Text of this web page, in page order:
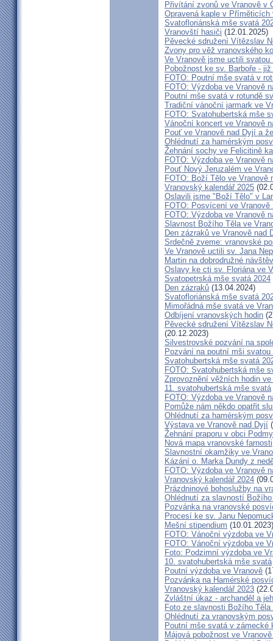
Přivítání zvonů ve Vranově v
Opravená kaple v
Svatofloriánská mše svatá
Vranovští hasiči (12.01.2025)
Pěvecké sdružení Vítězslav
Zvony pro věž vranovského
Ve Vranově jsme uctili svatou
Pobožnost ke sv. Barboře -
FOTO: Poutní mše svatá v
FOTO: Výzdoba ve Vranově
Poutní mše svatá v rotundě
Tradiční vánoční jarmark ve
FOTO: Svatohubertská mše
Vánoční koncert ve Vranově
Pouť ve Vranově nad Dyjí a
Ohlédnutí za hamérským
Žehnání sochy ve Felicitině
FOTO: Výzdoba ve Vranově
Pouť Nový Jeruzalém ve
FOTO: Boží Tělo ve Vranově
Vranovský kalendář 2025
Oslavili jsme "Boží Tělo" v
FOTO: Posvícení ve Vranově
FOTO: Výzdoba ve Vranově
Slavnost Božího Těla ve
Den zázraků ve Vranově nad
Srdečně zveme: vranovské
Ve Vranově uctili sv. Jana
Martin na dobrodružné
Oslavy ke cti sv. Floriána ve
Svatopetrská mše svatá 2024
Den zázraků (13.04.2024)
Svatofloriánská mše svatá
Mimořádná mše svatá ve
Odbíjení vranovských hodin
Pěvecké sdružení Vítězslav
(20.12.2023)
Silvestrovské pozvání na
Pozvání na poutní mši svatou
Svatohubertská mše svatá
FOTO: Svatohubertská mše
Zprovoznění věžních hodin ve
11. svatohubertská mše svatá
FOTO: Výzdoba ve Vranově
Pomůže nám někdo opatřit
Ohlédnutí za hamérským
Výstava ve Vranově nad Dyjí
Žehnání praporu v obci
Nová mapa vranovské farnosti
Slavnostní okamžiky ve
Kázání o. Marka Dundy z
FOTO: Výzdoba ve Vranově
Vranovský kalendář 2024
Prázdninové bohoslužby na
Ohlédnutí za slavností
Pozvánka na vranovské
Procesí ke sv. Janu
Mešní stipendium (10.01.2023)
FOTO: Vánoční výzdoba ve
FOTO: Vánoční výzdoba ve
Foto: Podzimní výzdoba ve
10. svatohubertská mše svatá
Poutní výzdoba ve Vranově
Pozvánka na Hamérské
Vranovský kalendář 2023
Zvláštní úkaz - archanděl a
Foto ze slavnosti Božího Těla
Ohlédnutí za vranovským
Poutní mše svatá v zámecké
Májová pobožnost ve